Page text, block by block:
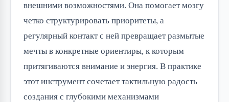
внешними возможностями. Она помогает мозгу
четко структурировать приоритеты, а
регулярный контакт с ней превращает размытые
мечты в конкретные ориентиры, к которым
притягиваются внимание и энергия. В практике
этот инструмент сочетает тактильную радость
создания с глубокими механизмами